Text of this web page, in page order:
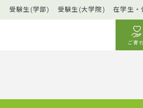
受験生(学部) 受験生(大学院) 在学生・
ご寄